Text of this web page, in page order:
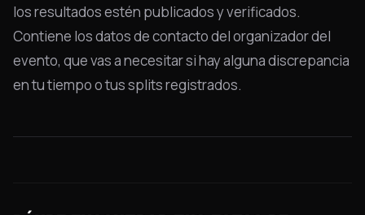
los resultados estén publicados y verificados.
Contiene los datos de contacto del organizador del
evento, que vas a necesitar si hay alguna discrepancia
en tu tiempo o tus splits registrados.